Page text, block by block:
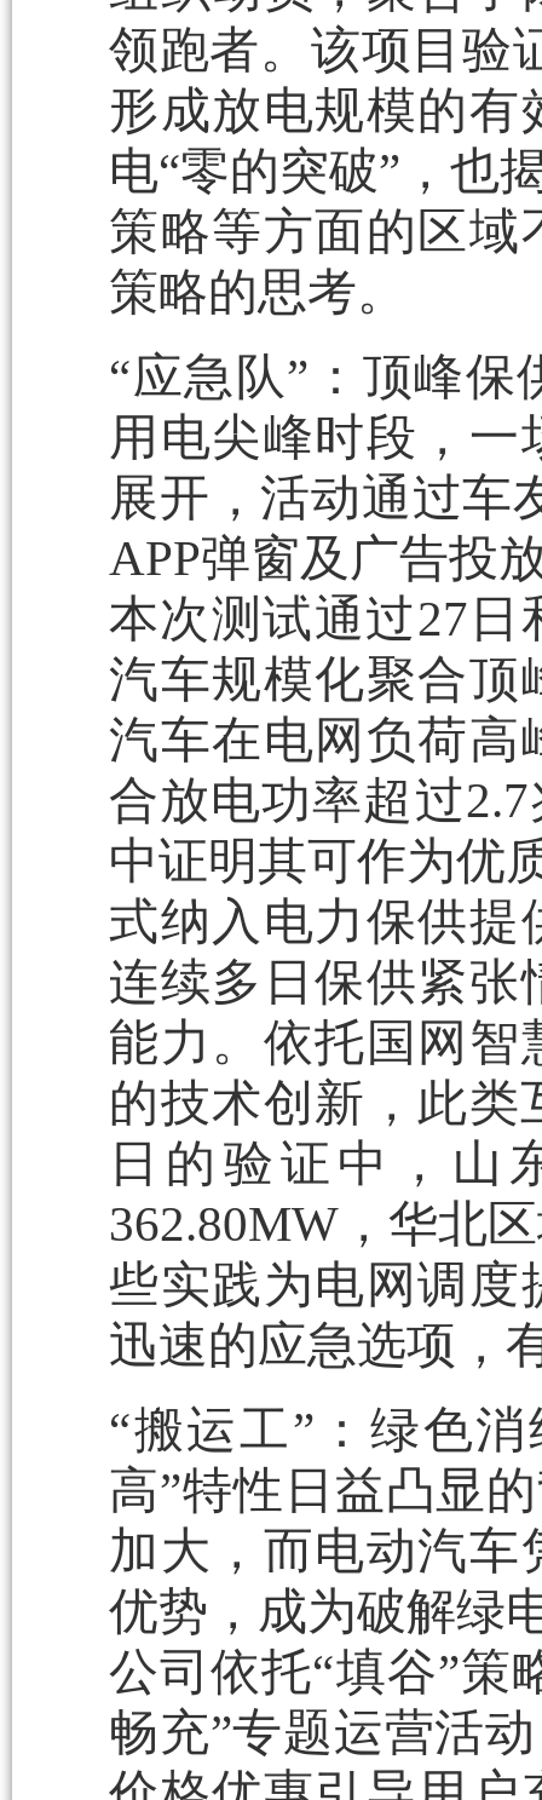
领跑者。该项目验
形成放电规模的
电“零的突破”，也
策略等方面的区域
策略的思考。
“应急队”：顶峰保
用电尖峰时段，
展开，活动通过车
APP弹窗及广告投
本次测试通过27
汽车规模化聚合顶
汽车在电网负荷高
合放电功率超过
中证明其可作为优
式纳入电力保供提
连续多日保供紧张
能力。依托国网智
的技术创新，此
日的验证中，山
362.80MW，华北
些实践为电网调度
迅速的应急选项，
“搬运工”：绿色
高”特性日益凸显
加大，而电动汽
优势，成为破解绿
公司依托“填谷”策
畅充”专题运营活